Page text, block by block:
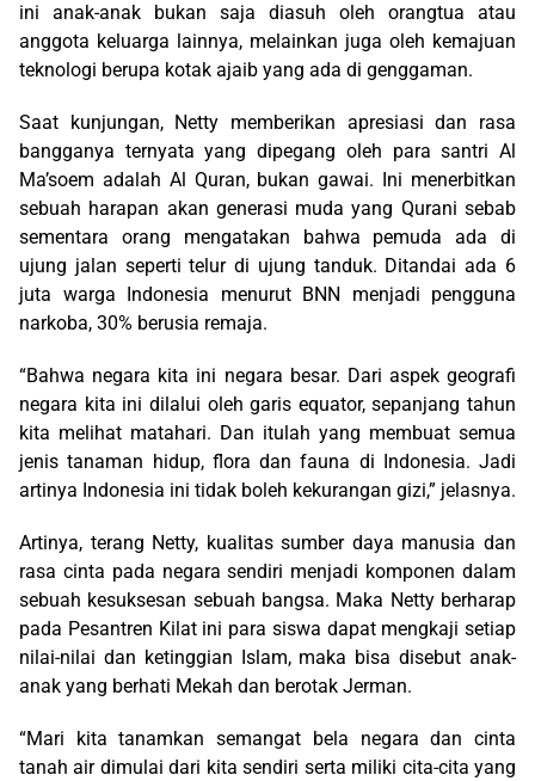
ini anak-anak bukan saja diasuh oleh orangtua atau
anggota keluarga lainnya, melainkan juga oleh kemajuan
teknologi berupa kotak ajaib yang ada di genggaman.
Saat kunjungan, Netty memberikan apresiasi dan rasa
bangganya ternyata yang dipegang oleh para santri Al
Ma’soem adalah Al Quran, bukan gawai. Ini menerbitkan
sebuah harapan akan generasi muda yang Qurani sebab
sementara orang mengatakan bahwa pemuda ada di
ujung jalan seperti telur di ujung tanduk. Ditandai ada 6
juta warga Indonesia menurut BNN menjadi pengguna
narkoba, 30% berusia remaja.
“Bahwa negara kita ini negara besar. Dari aspek geografi
negara kita ini dilalui oleh garis equator, sepanjang tahun
kita melihat matahari. Dan itulah yang membuat semua
jenis tanaman hidup, flora dan fauna di Indonesia. Jadi
artinya Indonesia ini tidak boleh kekurangan gizi,” jelasnya.
Artinya, terang Netty, kualitas sumber daya manusia dan
rasa cinta pada negara sendiri menjadi komponen dalam
sebuah kesuksesan sebuah bangsa. Maka Netty berharap
pada Pesantren Kilat ini para siswa dapat mengkaji setiap
nilai-nilai dan ketinggian Islam, maka bisa disebut anak-
anak yang berhati Mekah dan berotak Jerman.
“Mari kita tanamkan semangat bela negara dan cinta
tanah air dimulai dari kita sendiri serta miliki cita-cita yang